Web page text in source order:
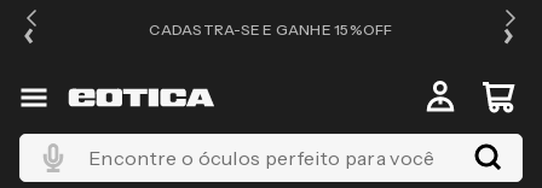
CADASTRA-SE E GANHE 15%OFF
Encontre o óculos perfeito para você